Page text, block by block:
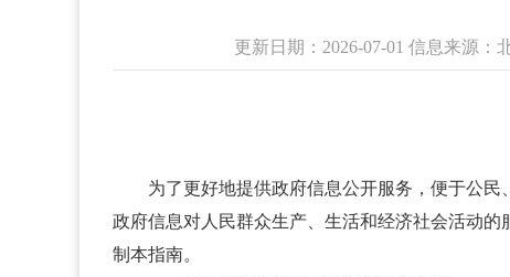
更新日期：2026-07-01 信息来源：
为了更好地提供政府信息公开服务，便于公
政府信息对人民群众生产、生活和经济社会活动
制本指南。